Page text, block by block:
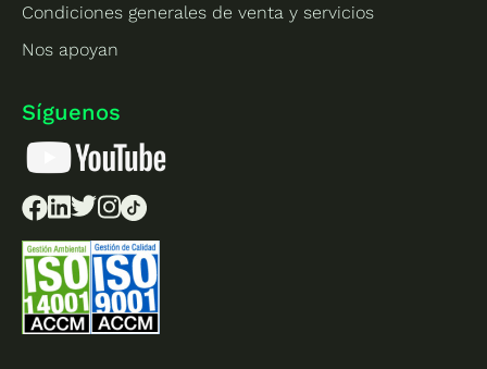
Condiciones generales de venta y servicios
Nos apoyan
Síguenos